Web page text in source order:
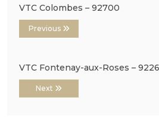
VTC Colombes – 92700
Previous
VTC Fontenay-aux-Roses –
Next